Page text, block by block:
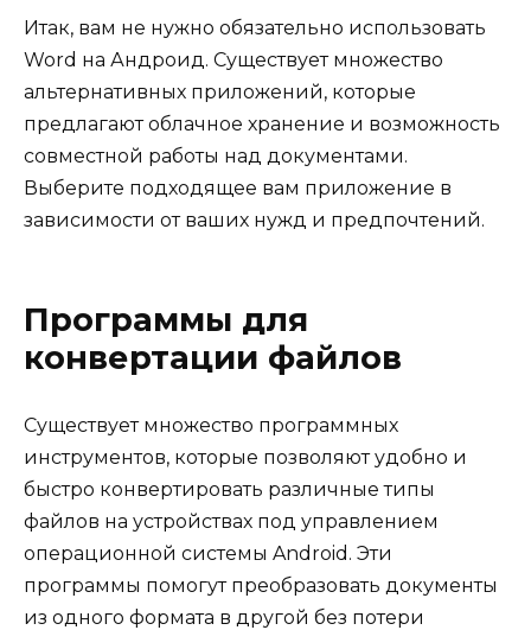
Итак, вам не нужно обязательно использовать
Word на Андроид. Существует множество
альтернативных приложений, которые
предлагают облачное хранение и возможность
совместной работы над документами.
Выберите подходящее вам приложение в
зависимости от ваших нужд и предпочтений.
Программы для
конвертации файлов
Существует множество программных
инструментов, которые позволяют удобно и
быстро конвертировать различные типы
файлов на устройствах под управлением
операционной системы Android. Эти
программы помогут преобразовать документы
из одного формата в другой без потери